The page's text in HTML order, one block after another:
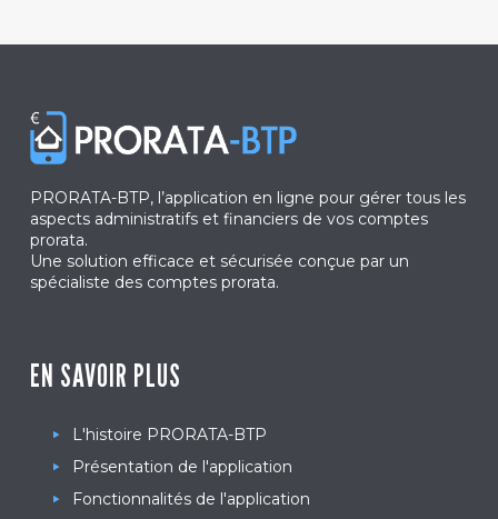
PRORATA-BTP, l’application en ligne pour gérer tous les
aspects administratifs et financiers de vos comptes
prorata.
Une solution efficace et sécurisée conçue par un
spécialiste des comptes prorata.
EN SAVOIR PLUS
L'histoire PRORATA-BTP
Présentation de l'application
Fonctionnalités de l'application